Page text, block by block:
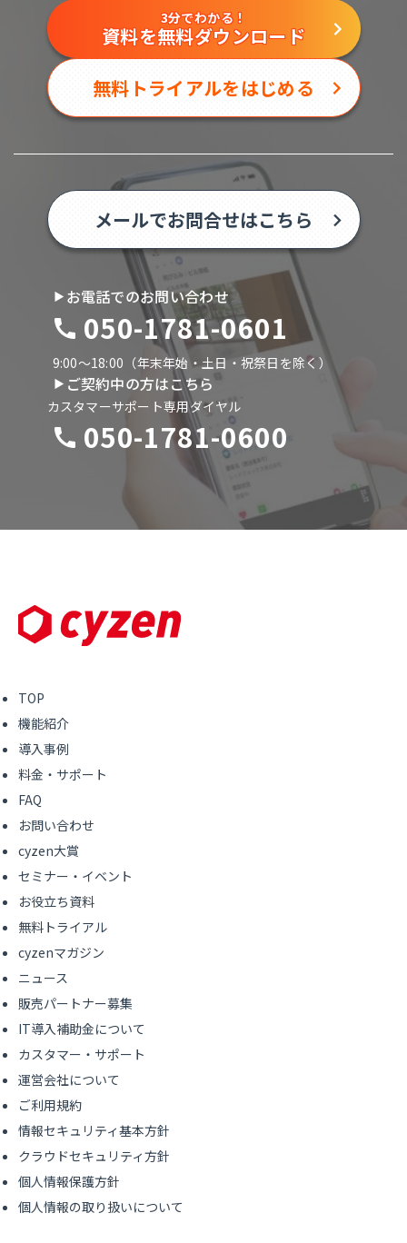
3分でわかる！
資料を無料ダウンロード
無料トライアルをはじめる
メールでお問合せはこちら
お電話でのお問い合わせ
050-1781-0601
9:00〜18:00（年末年始・土日・祝祭日を除く）
ご契約中の方はこちら
カスタマーサポート専用ダイヤル
050-1781-0600
TOP
機能紹介
導入事例
料金・サポート
FAQ
お問い合わせ
cyzen大賞
セミナー・イベント
お役立ち資料
無料トライアル
cyzenマガジン
ニュース
販売パートナー募集
IT導入補助金について
カスタマー・サポート
運営会社について
ご利用規約
情報セキュリティ基本方針
クラウドセキュリティ方針
個人情報保護方針
個人情報の取り扱いについて